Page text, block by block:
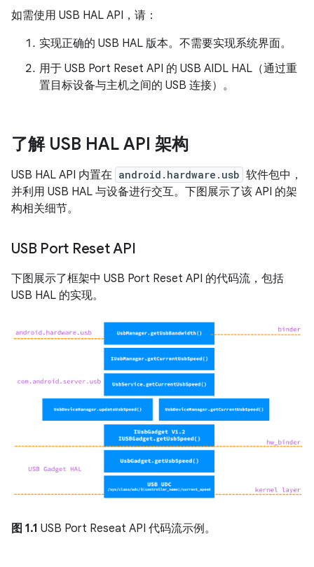
如需使用 USB HAL API，请：
实现正确的 USB HAL 版本。不需要实现系统界面。
用于 USB Port Reset API 的 USB AIDL HAL（通过重
置目标设备与主机之间的 USB 连接）。
了解 USB HAL API 架构
USB HAL API 内置在 android.hardware.usb 软件包中，
并利用 USB HAL 与设备进行交互。下图展示了该 API 的架
构相关细节。
USB Port Reset API
下图展示了框架中 USB Port Reset API 的代码流，包括
USB HAL 的实现。
图 1.1 USB Port Reseat API 代码流示例。